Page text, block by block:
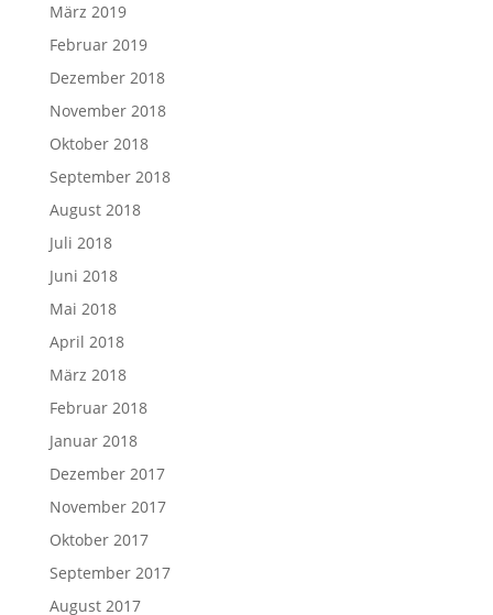
März 2019
Februar 2019
Dezember 2018
November 2018
Oktober 2018
September 2018
August 2018
Juli 2018
Juni 2018
Mai 2018
April 2018
März 2018
Februar 2018
Januar 2018
Dezember 2017
November 2017
Oktober 2017
September 2017
August 2017